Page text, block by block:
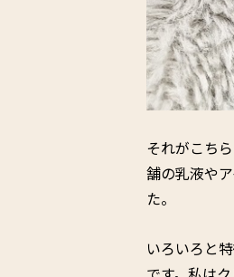
それがこち
舗の乳液や
た。
いろいろと